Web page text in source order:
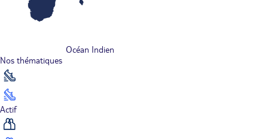
Océan Indien
Nos thématiques
Actif